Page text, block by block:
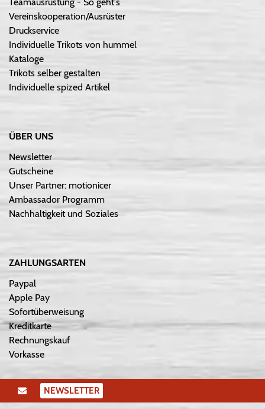
Vereinskooperation/Ausrüster
Druckservice
Individuelle Trikots von hummel
Kataloge
Trikots selber gestalten
Individuelle spized Artikel
ÜBER UNS
Newsletter
Gutscheine
Unser Partner: motionicer
Ambassador Programm
Nachhaltigkeit und Soziales
ZAHLUNGSARTEN
Paypal
Apple Pay
Sofortüberweisung
Kreditkarte
Rechnungskauf
Vorkasse
NEWSLETTER